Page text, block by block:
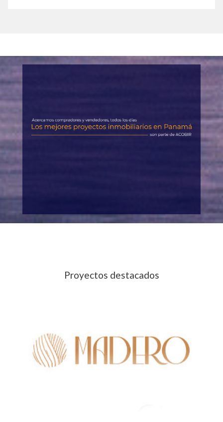
Proyectos destacados